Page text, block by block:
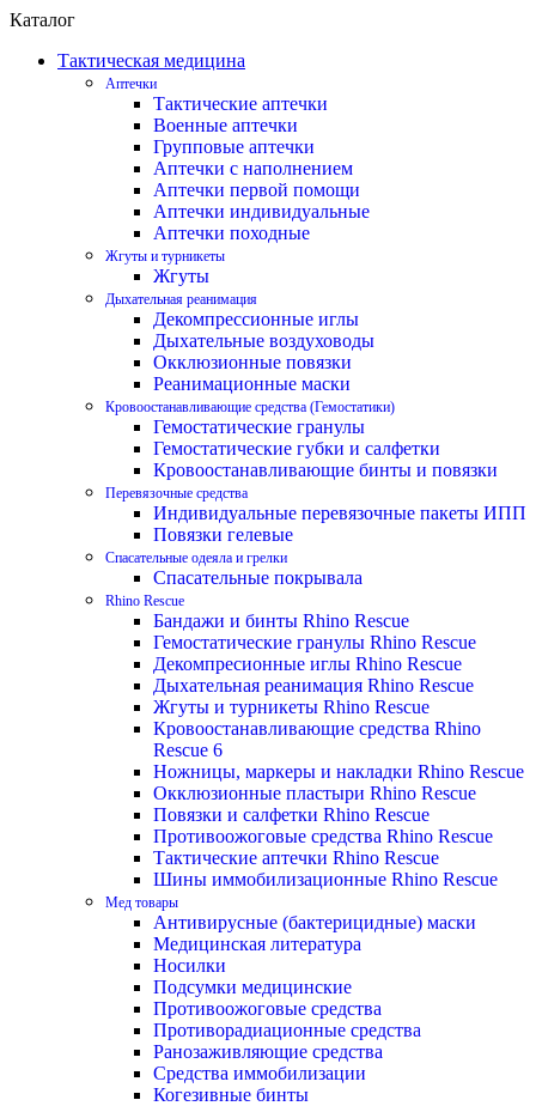
Каталог
Тактическая медицина
Аптечки
Тактические аптечки
Военные аптечки
Групповые аптечки
Аптечки с наполнением
Аптечки первой помощи
Аптечки индивидуальные
Аптечки походные
Жгуты и турникеты
Жгуты
Дыхательная реанимация
Декомпрессионные иглы
Дыхательные воздуховоды
Окклюзионные повязки
Реанимационные маски
Кровоостанавливающие средства (Гемостатики)
Гемостатические гранулы
Гемостатические губки и салфетки
Кровоостанавливающие бинты и повязки
Перевязочные средства
Индивидуальные перевязочные пакеты ИПП
Повязки гелевые
Спасательные одеяла и грелки
Спасательные покрывала
Rhino Rescue
Бандажи и бинты Rhino Rescue
Гемостатические гранулы Rhino Rescue
Декомпресионные иглы Rhino Rescue
Дыхательная реанимация Rhino Rescue
Жгуты и турникеты Rhino Rescue
Кровоостанавливающие средства Rhino
Rescue 6
Ножницы, маркеры и накладки Rhino Rescue
Окклюзионные пластыри Rhino Rescue
Повязки и салфетки Rhino Rescue
Противоожоговые средства Rhino Rescue
Тактические аптечки Rhino Rescue
Шины иммобилизационные Rhino Rescue
Мед товары
Антивирусные (бактерицидные) маски
Медицинская литература
Носилки
Подсумки медицинские
Противоожоговые средства
Противорадиационные средства
Ранозаживляющие средства
Средства иммобилизации
Когезивные бинты